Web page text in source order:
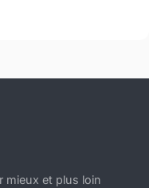
mieux et plus loin